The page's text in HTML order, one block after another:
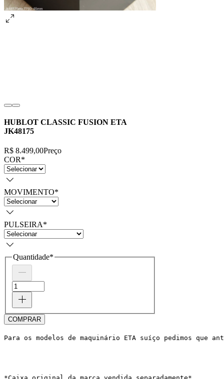
HUBLOT CLASSIC FUSION ETA
JK48175
R$ 8.499,00Preço
COR*
MOVIMENTO*
PULSEIRA*
Quantidade*
COMPRAR
Para os modelos de maquinário ETA suíço pedimos